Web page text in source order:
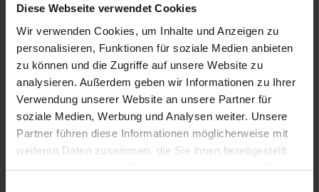
Diese Webseite verwendet Cookies
Wir verwenden Cookies, um Inhalte und Anzeigen zu
personalisieren, Funktionen für soziale Medien anbieten
zu können und die Zugriffe auf unsere Website zu
analysieren. Außerdem geben wir Informationen zu Ihrer
Verwendung unserer Website an unsere Partner für
soziale Medien, Werbung und Analysen weiter. Unsere
Partner führen diese Informationen möglicherweise mit
weiteren Daten zusammen, die Sie ihnen bereitgestellt
haben oder die sie im Rahmen Ihrer Nutzung der Dienste
A-ROSA Flussschiff GmbH
Nicko Cruises Flussreisen
PLANTOURS Kreuzfahrten
AMADEUS Flusskreuzfahrten
1AVista Flussreisen
TOP Reiseziele
Flussreisen Deutschland
Flussreise Osteuropa
Asien Flusskreuzfahrten